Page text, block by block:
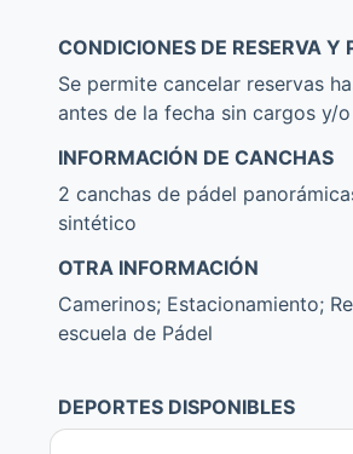
CONDICIONES DE RESERVA Y
Se permite cancelar reservas
antes de la fecha sin cargos y/
INFORMACIÓN DE CANCHAS
2 canchas de pádel
sintético
OTRA INFORMACIÓN
Camerinos; Estacionamiento;
escuela de Pádel
DEPORTES DISPONIBLES